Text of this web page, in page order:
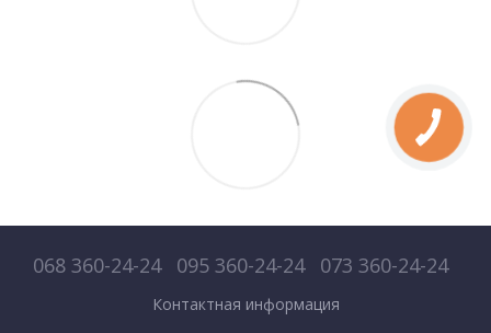
068 360-24-24 095 360-24-24 073 360-24-24
Контактная информация